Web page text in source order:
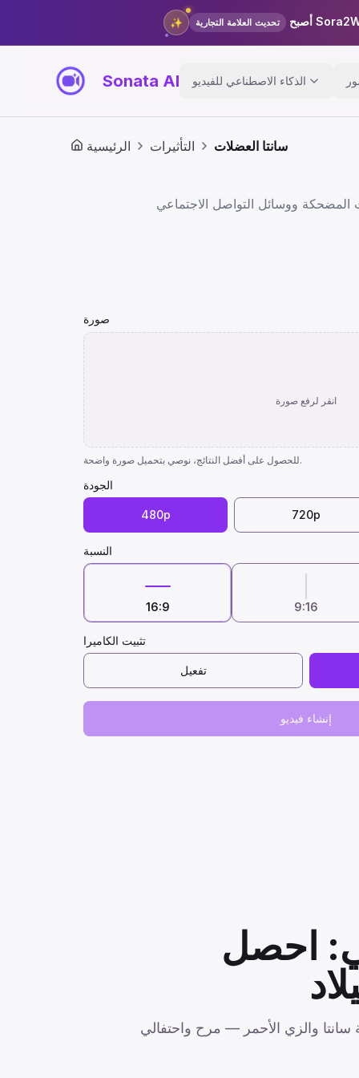
✨ تحديث العلامة التجارية
Sonata AI الذكاء الاصطناعي للفيديو
الرئيسية التأثيرات سانتا العضلات
صورة
انقر لرفع صورة
للحصول على أفضل النتائج، نوصي بتحميل صورة واضحة.
الجودة
480p 720p
النسبة
16:9 9:16
تثبيت الكاميرا
تفعيل
إنشاء فيديو
احصل